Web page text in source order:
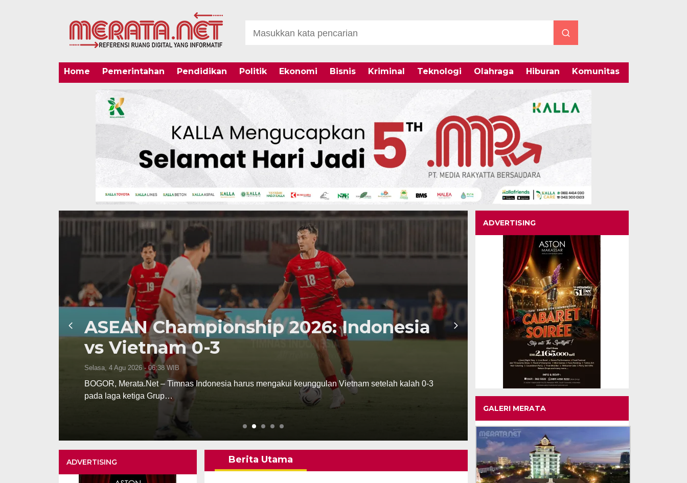
Home Pemerintahan Pendidikan Politik Ekonomi Bisnis Kriminal Teknologi Olahraga Hiburan Komunitas
ASEAN Championship 2026: Indonesia
vs Vietnam 0-3
Selasa, 4 Agu 2026 - 06:38 WIB
BOGOR, Merata.Net – Timnas Indonesia harus mengakui keunggulan Vietnam setelah kalah 0-3
pada laga ketiga Grup…
ASEAN Championship
Leste vs Indonesia 0-3
Sabtu, 1 Agu 2026 - 07:41 WIB
MERATA.NET – Timnas Indonesia melanjutkan tren positif
mengalahkan Timor Leste dengan…
ADVERTISING Berita Utama
ADVERTISING
GALERI MERATA